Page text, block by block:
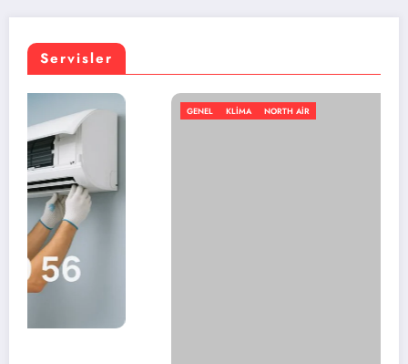
Servisler
GENEL KLIMA